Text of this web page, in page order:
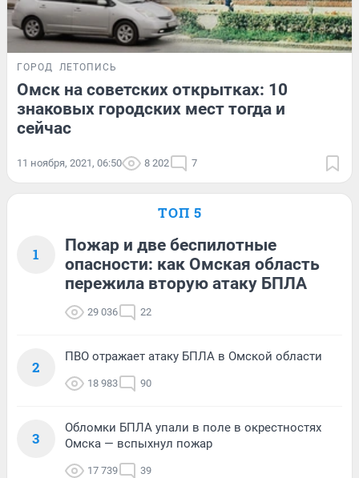
ГОРОД ЛЕТОПИСЬ
Омск на советских открытках: 10
знаковых городских мест тогда и
сейчас
11 ноября, 2021, 06:50 8 202 7
ТОП 5
1
Пожар и две беспилотные
опасности: как Омская область
пережила вторую атаку БПЛА
29 036 22
2
ПВО отражает атаку БПЛА в Омской области
18 983 90
3
Обломки БПЛА упали в поле в окрестностях
Омска — вспыхнул пожар
17 739 39